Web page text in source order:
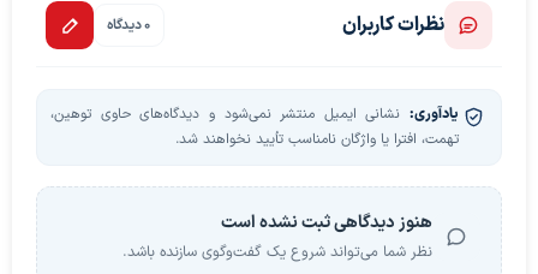
نظرات کاربران 0 دیدگاه
یادآوری: نشانی ایمیل منتشر نمی‌شود و دیدگاه‌های حاوی توهین،
تهمت، افترا یا واژگان نامناسب تأیید نخواهند شد.
هنوز دیدگاهی ثبت نشده است
نظر شما می‌تواند شروع یک گفت‌وگوی سازنده باشد.